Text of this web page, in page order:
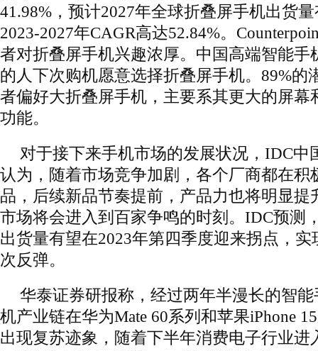
41.98%，预计2027年全球折叠屏手机出货
2023-2027年CAGR高达52.84%。
者对折叠屏手机兴趣浓厚。中国高端智能手
的人下次购机愿意选择折叠屏手机。89%的
者偏好大折叠屏手机，主要系其更大的屏幕
功能。
对于接下来手机市场的发展状况，IDC中
认为，随着市场竞争加剧，各个厂商都在积
品，后续新品节奏提前，产品力也将明显提
市场将会进入到百家争鸣的时刻。IDC预测
出货量有望在2023年第四季度迎来拐点，
次反弹。
华泰证券研报称，经过两年半漫长的智
机产业链在华为Mate 60系列和苹果iPhone
出现复苏迹象，随着下半年消费电子行业进